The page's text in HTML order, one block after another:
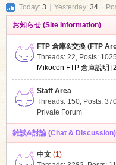
Today: 3 Yesterday: 34
お知らせ (Site Information)
FTP 倉庫&交換 (FTP
Threads: 22, Posts: 1025
Mikocon FTP 倉庫說明
Staff Area
Threads: 150, Posts:
Private Forum
雑談&討論 (Chat & Discussion)
中文(1)